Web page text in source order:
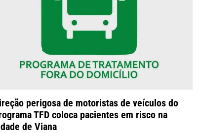
perigosa de motoristas de veículos do
TFD coloca pacientes em risco na
de Viana